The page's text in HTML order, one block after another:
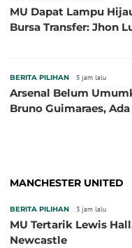
MU Dapat Lampu
Bursa Transfer: Jhon
BERITA PILIHAN 5 jam lalu
Arsenal Belum
Bruno Guimaraes,
MANCHESTER UNITED
BERITA PILIHAN 3 jam lalu
MU Tertarik Lewis
Newcastle